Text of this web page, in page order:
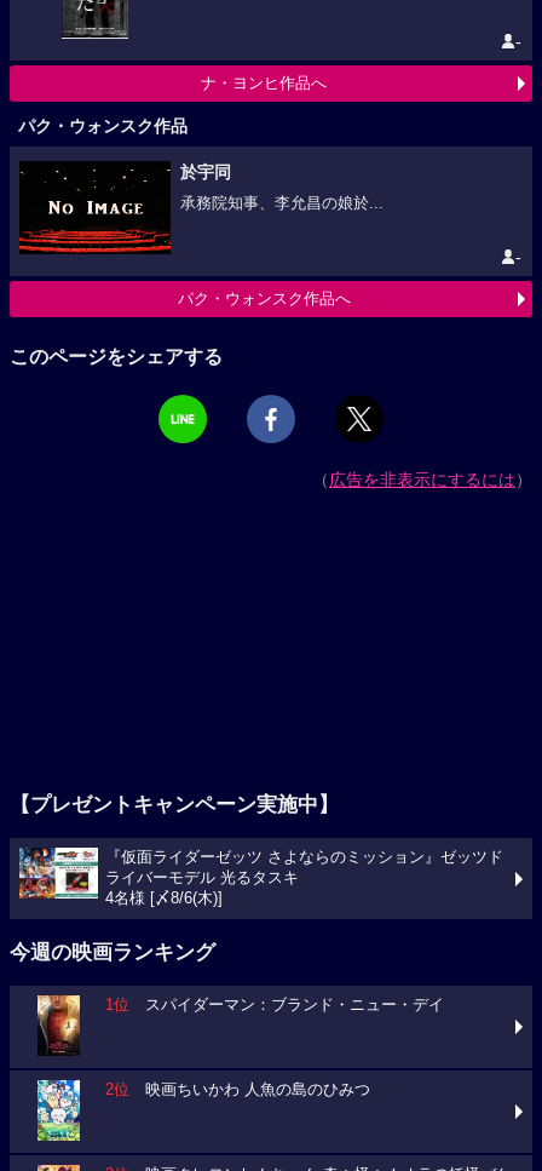
-
ナ・ヨンヒ作品へ
パク・ウォンスク作品
於宇同
承務院知事、李允昌の娘於...
-
パク・ウォンスク作品へ
このページをシェアする
（広告を非表示にするには）
【プレゼントキャンペーン実施中】
『仮面ライダーゼッツ さよならのミッション』ゼッツド
ライバーモデル 光るタスキ
4名様 [〆8/6(木)]
今週の映画ランキング
1位 スパイダーマン：ブランド・ニュー・デイ
2位 映画ちいかわ 人魚の島のひみつ